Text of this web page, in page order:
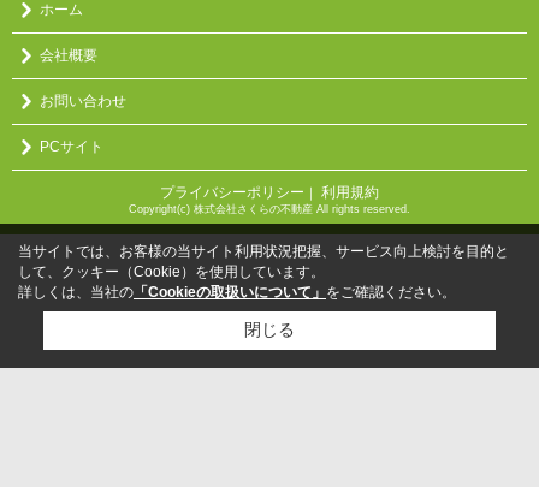
ホーム
会社概要
お問い合わせ
PCサイト
プライバシーポリシー ｜ 利用規約
Copyright(c) 株式会社さくらの不動産 All rights reserved.
当サイトでは、お客様の当サイト利用状況把握、サービス向上検討を目的と
して、クッキー（Cookie）を使用しています。
詳しくは、当社の 「Cookieの取扱いについて」 をご確認ください。
閉じる